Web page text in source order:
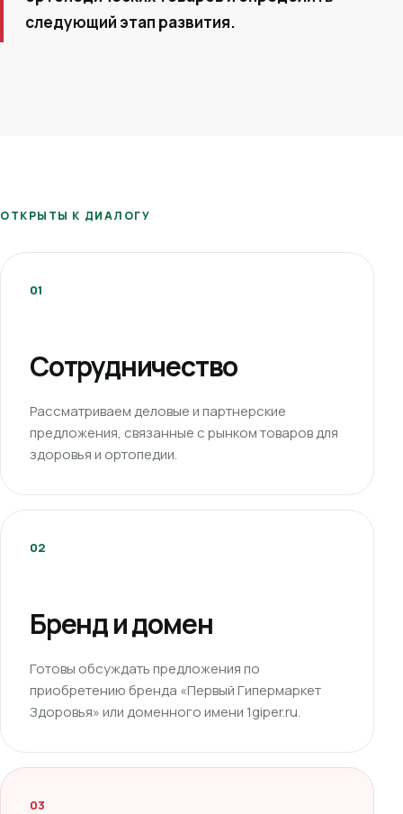
следующий этап развития.
ОТКРЫТЫ К ДИАЛОГУ
01
Сотрудничество
Рассматриваем деловые и партнерские
предложения, связанные с рынком товаров для
здоровья и ортопедии.
02
Бренд и домен
Готовы обсуждать предложения по
приобретению бренда «Первый Гипермаркет
Здоровья» или доменного имени 1giper.ru.
03